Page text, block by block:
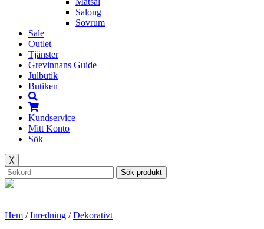
Salong
Sovrum
Sale
Outlet
Tjänster
Grevinnans Guide
Julbutik
Butiken
Kundservice
Mitt Konto
Sök
╳
Sök produkt
Hem /Inredning /Dekorativt